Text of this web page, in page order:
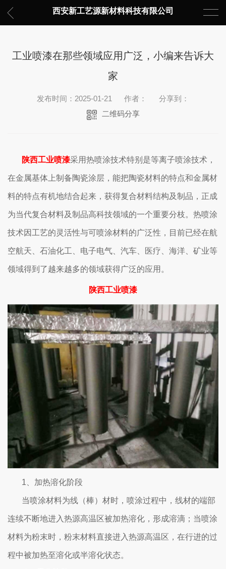
西安新工艺源新材料科技有限公司
工业喷漆在那些领域应用广泛，小编来告诉大
家
发布时间：2025-01-21 作者：
分享到：
二维码分享
陕西工业喷漆采用热喷涂技术特别是等离子喷涂技术，
在金属基体上制备陶瓷涂层，能把陶瓷材料的特点和金属材
料的特点有机地结合起来，获得复合材料结构及制品，正成
为当代复合材料及制品高科技领域的一个重要分枝。热喷涂
技术因工艺的灵活性与可喷涂材料的广泛性，目前已经在航
空航天、石油化工、电子电气、汽车、医疗、海洋、矿业等
领域得到了越来越多的领域获得广泛的应用。
陕西工业喷漆
1、加热溶化阶段
当喷涂材料为线（棒）材时，喷涂过程中，线材的端部
连续不断地进入热源高温区被加热溶化，形成溶滴；当喷涂
材料为粉末时，粉末材料直接进入热源高温区，在行进的过
程中被加热至溶化或半溶化状态。